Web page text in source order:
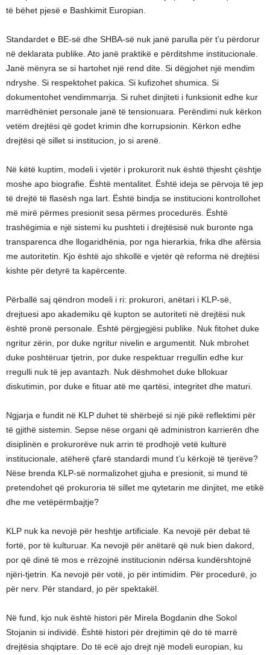
të bëhet pjesë e Bashkimit Europian.
Standardet e BE-së dhe SHBA-së nuk janë parulla për t’u përdorur
në deklarata publike. Ato janë praktikë e përditshme institucionale.
Janë mënyra se si hartohet një rend dite. Si dëgjohet një mendim
ndryshe. Si respektohet pakica. Si kufizohet shumica. Si
dokumentohet vendimmarrja. Si ruhet dinjiteti i funksionit edhe kur
marrëdhëniet personale janë të tensionuara. Perëndimi nuk kërkon
vetëm drejtësi që godet krimin dhe korrupsionin. Kërkon edhe
drejtësi që sillet si institucion, jo si arenë.
Në këtë kuptim, modeli i vjetër i prokurorit nuk është thjesht çështje
moshe apo biografie. Është mentalitet. Është ideja se përvoja të jep
të drejtë të flasësh nga lart. Është bindja se institucioni kontrollohet
më mirë përmes presionit sesa përmes procedurës. Është
trashëgimia e një sistemi ku pushteti i drejtësisë nuk buronte nga
transparenca dhe llogaridhënia, por nga hierarkia, frika dhe afërsia
me autoritetin. Kjo është ajo shkollë e vjetër që reforma në drejtësi
kishte për detyrë ta kapërcente.
Përballë saj qëndron modeli i ri: prokurori, anëtari i KLP-së,
drejtuesi apo akademiku që kupton se autoriteti në drejtësi nuk
është pronë personale. Është përgjegjësi publike. Nuk fitohet duke
ngritur zërin, por duke ngritur nivelin e argumentit. Nuk mbrohet
duke poshtëruar tjetrin, por duke respektuar rregullin edhe kur
rregulli nuk të jep avantazh. Nuk dëshmohet duke bllokuar
diskutimin, por duke e fituar atë me qartësi, integritet dhe maturi.
Ngjarja e fundit në KLP duhet të shërbejë si një pikë reflektimi për
të gjithë sistemin. Sepse nëse organi që administron karrierën dhe
disiplinën e prokurorëve nuk arrin të prodhojë vetë kulturë
institucionale, atëherë çfarë standardi mund t’u kërkojë të tjerëve?
Nëse brenda KLP-së normalizohet gjuha e presionit, si mund të
pretendohet që prokuroria të sillet me qytetarin me dinjitet, me etikë
dhe me vetëpërmbajtje?
KLP nuk ka nevojë për heshtje artificiale. Ka nevojë për debat të
fortë, por të kulturuar. Ka nevojë për anëtarë që nuk bien dakord,
por që dinë të mos e rrëzojnë institucionin ndërsa kundërshtojnë
njëri-tjetrin. Ka nevojë për votë, jo për intimidim. Për procedurë, jo
për nerv. Për standard, jo për spektakël.
Në fund, kjo nuk është histori për Mirela Bogdanin dhe Sokol
Stojanin si individë. Është histori për drejtimin që do të marrë
drejtësia shqiptare. Do të ecë ajo drejt një modeli europian, ku